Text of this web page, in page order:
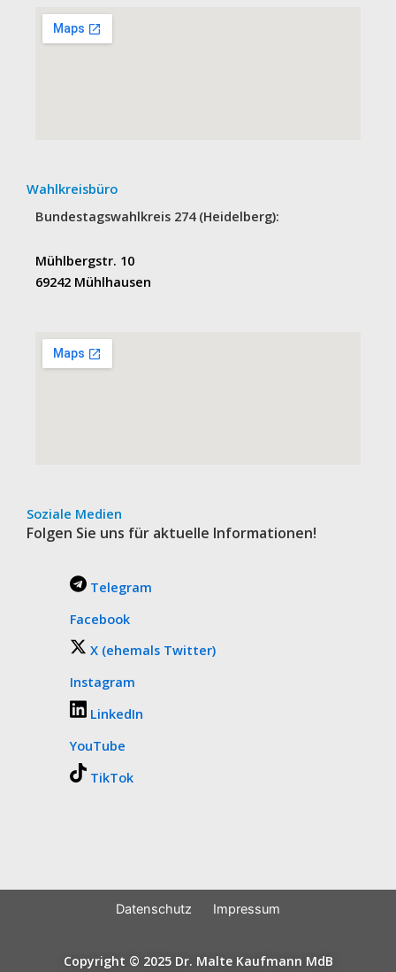
Wahlkreisbüro
Bundestagswahlkreis 274 (Heidelberg):
Mühlbergstr. 10
69242 Mühlhausen
Soziale Medien
Folgen Sie uns für aktuelle Informationen!
Telegram
Facebook
X (ehemals Twitter)
Instagram
LinkedIn
YouTube
TikTok
Datenschutz Impressum
Copyright © 2025 Dr. Malte Kaufmann MdB